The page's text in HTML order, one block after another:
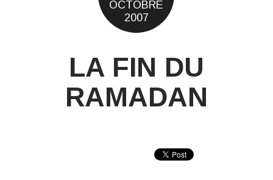
OCTOBRE
2007
LA FIN DU
RAMADAN